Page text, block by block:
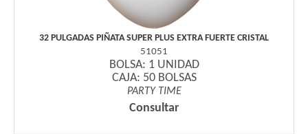
32 PULGADAS PIÑATA SUPER PLUS EXTRA FUERTE CRISTAL
51051
BOLSA: 1 UNIDAD
CAJA: 50 BOLSAS
PARTY TIME
Consultar